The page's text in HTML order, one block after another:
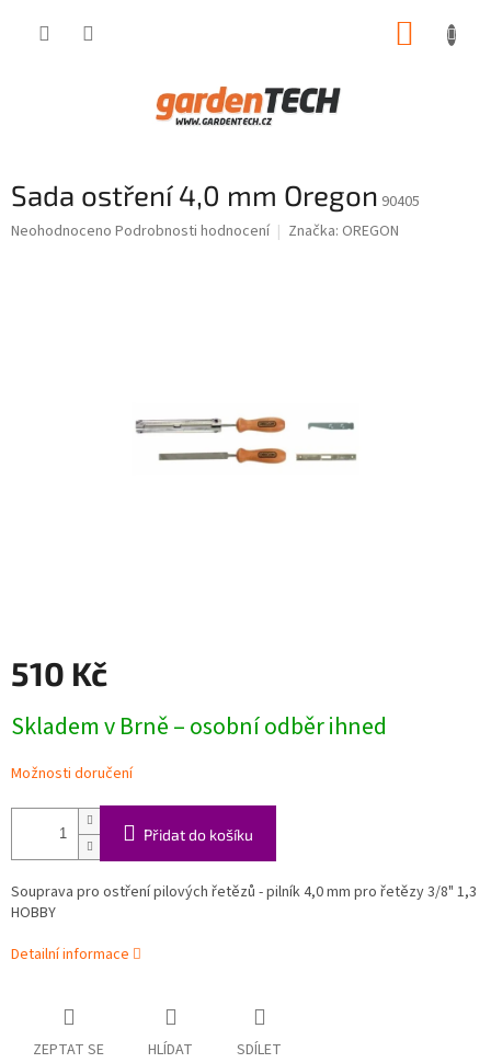
Sada ostření 4,0 mm Oregon 90405
Průměrné
Neohodnoceno Podrobnosti hodnocení Značka: OREGON
510 Kč
cena:
Skladem v Brně – osobní odběr ihned
Možnosti doručení
Přidat do košíku
Souprava pro ostření pilových řetězů - pilník 4,0 mm pro řetězy 3/8" 1,3
HOBBY
Detailní informace
ZEPTAT SE HLÍDAT SDÍLET